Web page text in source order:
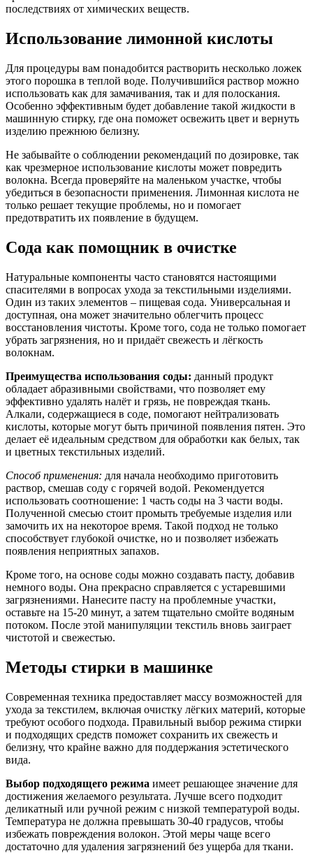
последствиях от химических веществ.
Использование лимонной кислоты
Для процедуры вам понадобится растворить несколько ложек
этого порошка в теплой воде. Получившийся раствор можно
использовать как для замачивания, так и для полоскания.
Особенно эффективным будет добавление такой жидкости в
машинную стирку, где она поможет освежить цвет и вернуть
изделию прежнюю белизну.
Не забывайте о соблюдении рекомендаций по дозировке, так
как чрезмерное использование кислоты может повредить
волокна. Всегда проверяйте на маленьком участке, чтобы
убедиться в безопасности применения. Лимонная кислота не
только решает текущие проблемы, но и помогает
предотвратить их появление в будущем.
Сода как помощник в очистке
Натуральные компоненты часто становятся настоящими
спасителями в вопросах ухода за текстильными изделиями.
Один из таких элементов – пищевая сода. Универсальная и
доступная, она может значительно облегчить процесс
восстановления чистоты. Кроме того, сода не только помогает
убрать загрязнения, но и придаёт свежесть и лёгкость
волокнам.
Преимущества использования соды: данный продукт
обладает абразивными свойствами, что позволяет ему
эффективно удалять налёт и грязь, не повреждая ткань.
Алкали, содержащиеся в соде, помогают нейтрализовать
кислоты, которые могут быть причиной появления пятен. Это
делает её идеальным средством для обработки как белых, так
и цветных текстильных изделий.
Способ применения: для начала необходимо приготовить
раствор, смешав соду с горячей водой. Рекомендуется
использовать соотношение: 1 часть соды на 3 части воды.
Полученной смесью стоит промыть требуемые изделия или
замочить их на некоторое время. Такой подход не только
способствует глубокой очистке, но и позволяет избежать
появления неприятных запахов.
Кроме того, на основе соды можно создавать пасту, добавив
немного воды. Она прекрасно справляется с устаревшими
загрязнениями. Нанесите пасту на проблемные участки,
оставьте на 15-20 минут, а затем тщательно смойте водяным
потоком. После этой манипуляции текстиль вновь заиграет
чистотой и свежестью.
Методы стирки в машинке
Современная техника предоставляет массу возможностей для
ухода за текстилем, включая очистку лёгких материй, которые
требуют особого подхода. Правильный выбор режима стирки
и подходящих средств поможет сохранить их свежесть и
белизну, что крайне важно для поддержания эстетического
вида.
Выбор подходящего режима имеет решающее значение для
достижения желаемого результата. Лучше всего подходит
деликатный или ручной режим с низкой температурой воды.
Температура не должна превышать 30-40 градусов, чтобы
избежать повреждения волокон. Этой меры чаще всего
достаточно для удаления загрязнений без ущерба для ткани.